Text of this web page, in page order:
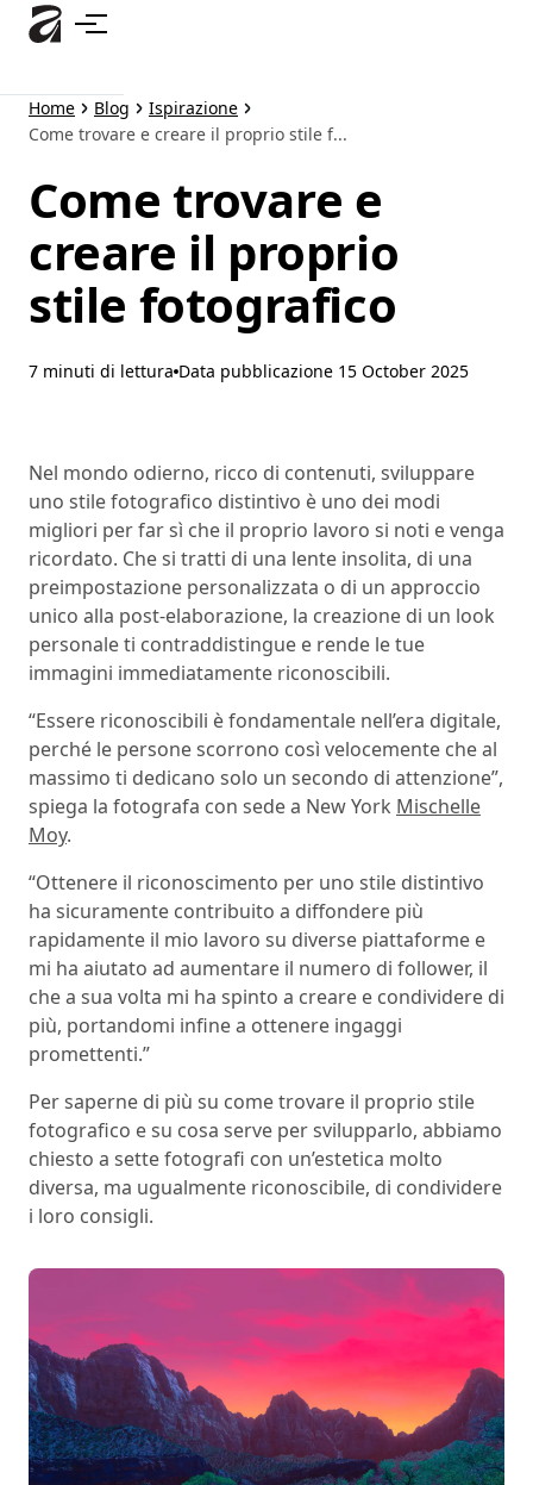
Passa
principale
Home Blog
Ispirazione
Come trovare e creare il proprio stile f...
Come trovare e
creare il proprio
stile fotografico
7 minuti di lettura Data pubblicazione 15 October 2025
Nel mondo odierno, ricco di contenuti, sviluppare
uno stile fotografico distintivo è uno dei modi
migliori per far sì che il proprio lavoro si noti e venga
ricordato. Che si tratti di una lente insolita, di una
preimpostazione personalizzata o di un approccio
unico alla post-elaborazione, la creazione di un look
personale ti contraddistingue e rende le tue
immagini immediatamente riconoscibili.
“Essere riconoscibili è fondamentale nell’era digitale,
perché le persone scorrono così velocemente che al
massimo ti dedicano solo un secondo di attenzione”,
spiega la fotografa con sede a New York Mischelle
Moy.
“Ottenere il riconoscimento per uno stile distintivo
ha sicuramente contribuito a diffondere più
rapidamente il mio lavoro su diverse piattaforme e
mi ha aiutato ad aumentare il numero di follower, il
che a sua volta mi ha spinto a creare e condividere di
più, portandomi infine a ottenere ingaggi
promettenti.”
Per saperne di più su come trovare il proprio stile
fotografico e su cosa serve per svilupparlo, abbiamo
chiesto a sette fotografi con un’estetica molto
diversa, ma ugualmente riconoscibile, di condividere
i loro consigli.